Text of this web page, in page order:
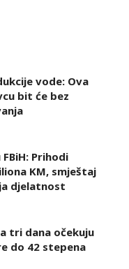
vode: Ova
bit će bez
Prihodi
KM, smještaj
djelatnost
tri dana očekuju
do 42 stepena